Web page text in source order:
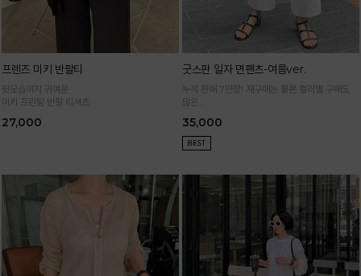
프렌즈 미키 반팔티
뒷모습까지 귀여운
미키 프린팅 반팔 티셔츠
27,000
굿스판 일자 면팬츠-여름ver.
누적 판매 7만장! 재구매는 물론 컬러별 구매도
많은
35,000